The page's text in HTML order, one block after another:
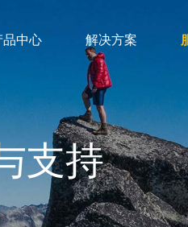
品中心 解决方案
支持